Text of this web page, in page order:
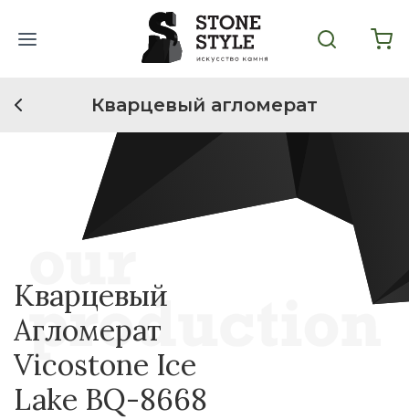
Кварцевый агломерат
Кварцевый
Агломерат
Vicostone Ice
Lake BQ-8668